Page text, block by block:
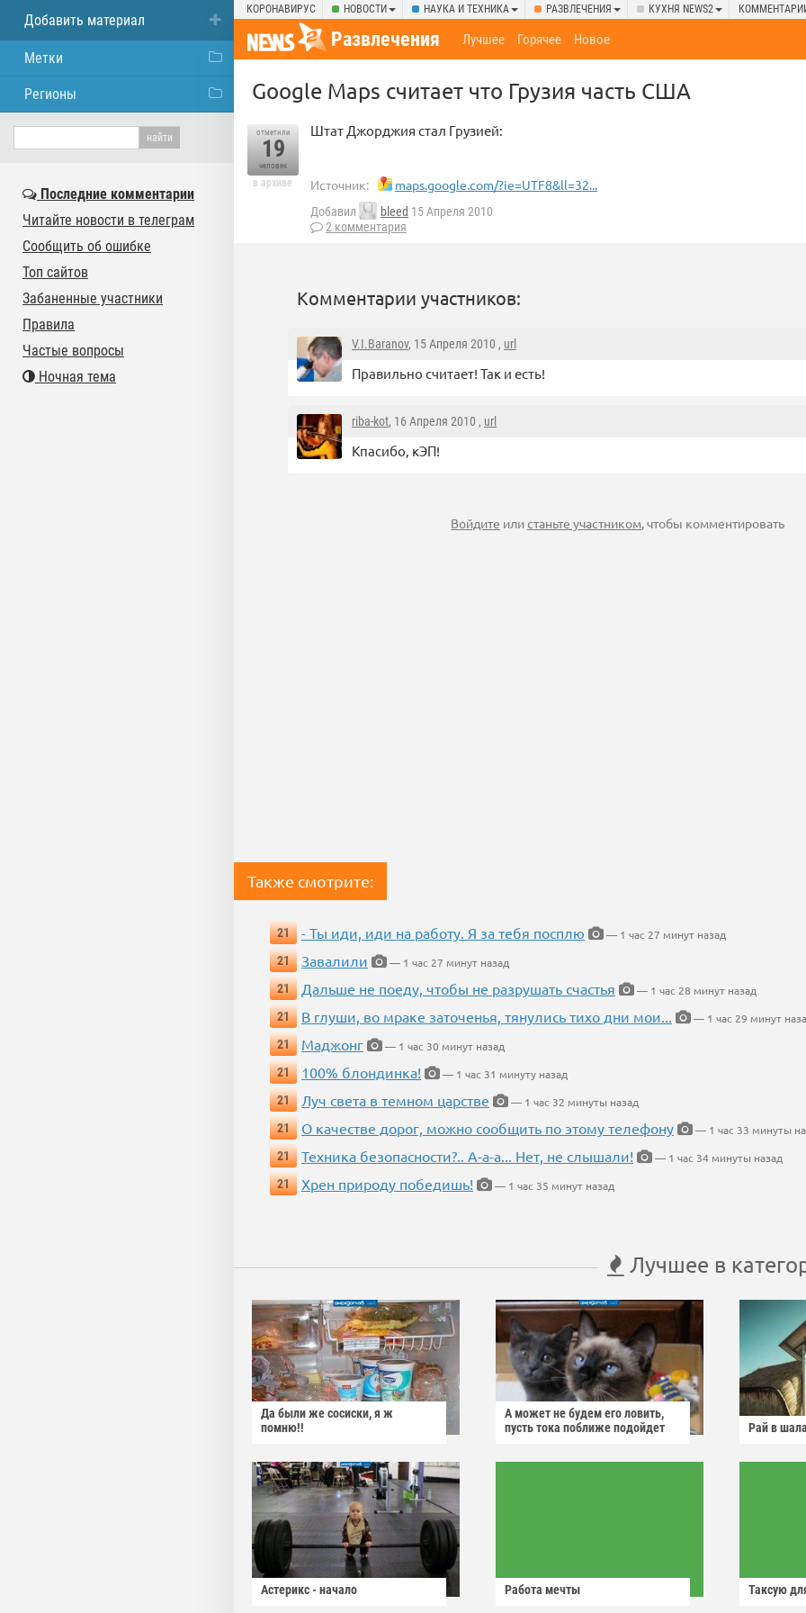
КОРОНАВИРУС НОВОСТИ НАУКА И ТЕХНИКА РАЗВЛЕЧЕНИЯ КУХНЯ NEWS2
Развлечения Лучшее Горячее Новое
Google Maps считает что Грузия часть США
отметили
19
человек
в архиве
Штат Джорджия стал Грузией:
Источник: maps.google.com/?ie=UTF8&ll=32...
Добавил bleed 15 Апреля 2010
2 комментария
Комментарии участников:
V.I.Baranov, 15 Апреля 2010 , url
Правильно считает! Так и есть!
riba-kot, 16 Апреля 2010 , url
Кпасибо, кЭП!
Войдите илистаньте участником, чтобы комментировать
Также смотрите:
21 - Ты иди, иди на работу. Я за тебя посплю
— 1 час 27 минут назад
21
Завалили
— 1 час 27 минут назад
21
Дальше не поеду, чтобы не разрушать счастья
— 1 час 28 минут назад
21
В глуши, во мраке заточенья, тянулись тихо дни мои...
— 1 час 29 минут
21
Маджонг
— 1 час 30 минут назад
21
100% блондинка!
— 1 час 31 минуту назад
21
Луч света в темном царстве
— 1 час 32 минуты назад
21
О качестве дорог, можно сообщить по этому телефону
— 1 час 33 минуты
21
Техника безопасности?.. А-а-а... Нет, не слышали!
— 1 час 34 минуты назад
21
Хрен природу победишь! — 1 час 35 минут назад
Лучшее в
Да были же сосиски, я ж
помню!!
А может не будем его ловить,
пусть тока поближе подойдет
Рай в
Астерикс - начало Работа мечты Таксую
Добавить материал
Метки
Регионы
Последние комментарии
Читайте новости в телеграм
Сообщить об ошибке
Топ сайтов
Забаненные участники
Правила
Частые вопросы
Ночная тема